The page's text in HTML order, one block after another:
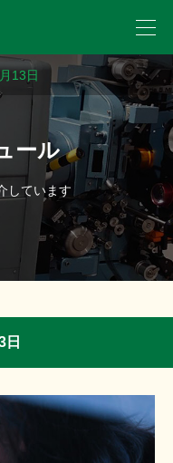
13日
ール
しています
日